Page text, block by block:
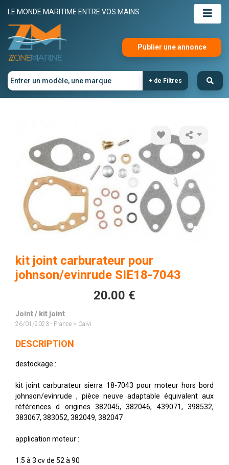
LE MONDE MARITIME ENTRE VOS MAINS
Publier une annonce
+ de Filtres
kit joint carburateur pour
johnson/evinrude SIE18-7043
20.00 €
Joint / kit joint
26/01/2023 - France > Calvi
DESCRIPTION
destockage :
kit joint carburateur sierra 18-7043 pour moteur hors bord
johnson/evinrude , pièce neuve adaptable équivalent aux
références d origines 382045, 382046, 439071, 398532,
383067, 383052, 382049, 382047 .
application moteur :
1.5 à 3 cv de 52 à 90